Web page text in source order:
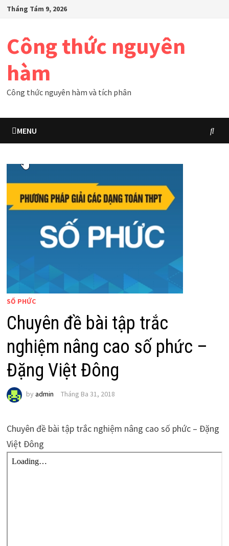
SkipTháng Tám 9, 2026
Công thức nguyên
hàm
Công thức nguyên hàm và tích phân
MENU
SỐ PHỨC
Chuyên đề bài tập trắc
nghiệm nâng cao số phức –
Đặng Việt Đông
by admin Tháng Ba 31, 2018
Chuyên đề bài tập trắc nghiệm nâng cao số phức – Đặng
Việt Đông